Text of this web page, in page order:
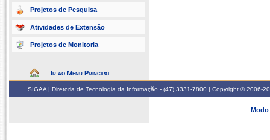
Projetos de Pesquisa
Atividades de Extensão
Projetos de Monitoria
Ir ao Menu Principal
SIGAA | Diretoria de Tecnologia da Informação - (47) 3331-7800 | Copyright © 2006-
Modo